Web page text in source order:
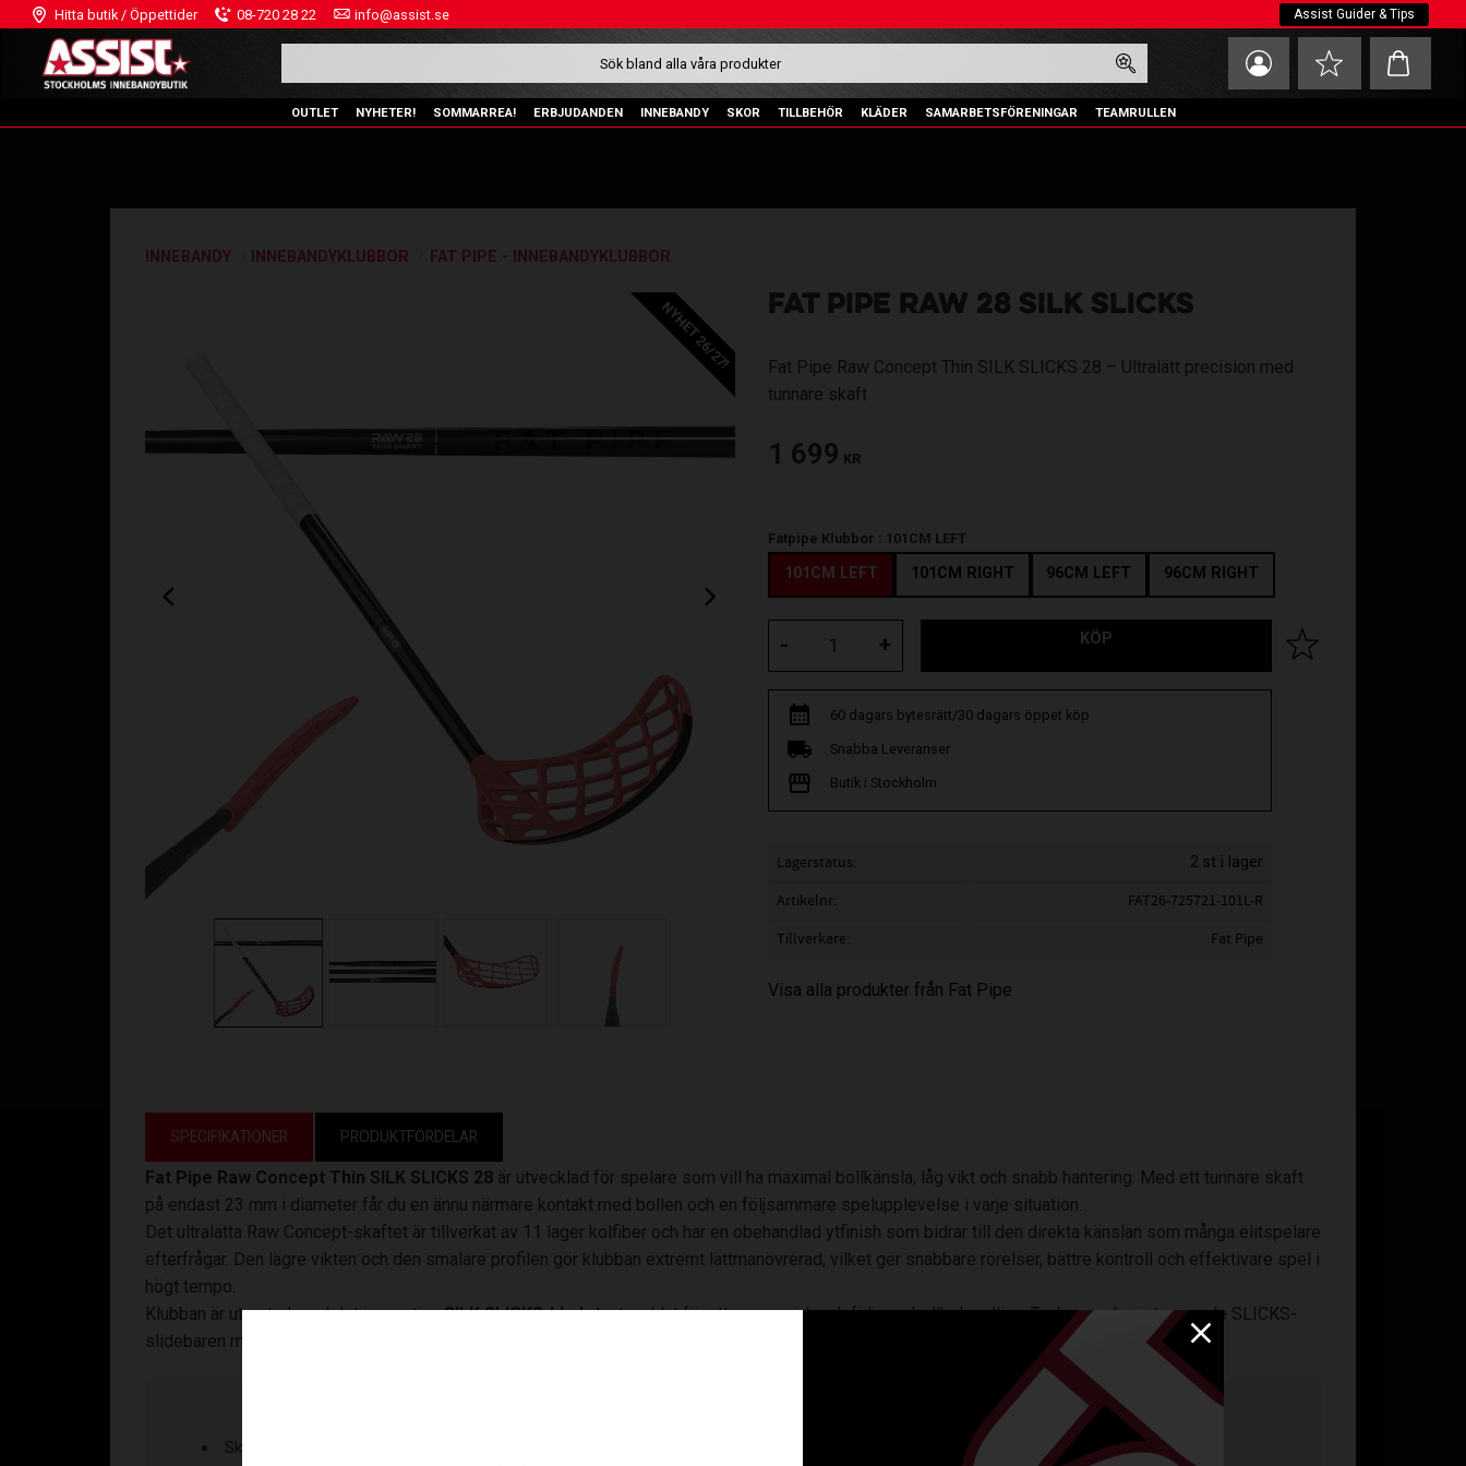
Hitta butik / Öppettider 08-720 28 22 info@assist.se Assist Guider & Tips
Favoriter
Kundvagn
OUTLET NYHETER! SOMMARREA! ERBJUDANDEN INNEBANDY SKOR TILLBEHÖR KLÄDER SAMARBETSFÖRENINGAR TEAMRULLEN
INNEBANDY INNEBANDYKLUBBOR FAT PIPE - INNEBANDYKLUBBOR
FAT PIPE RAW 28 SILK SLICKS
Fat Pipe Raw Concept Thin SILK SLICKS 28 – Ultralätt precision med
tunnare skaft
NYHET 26/27!
1 699 KR
Fatpipe Klubbor : 101CM LEFT
101CM LEFT 101CM RIGHT 96CM LEFT 96CM RIGHT
+
- KÖP Lägg till i favoriter
60 dagars bytesrätt/30 dagars öppet köp
Snabba Leveranser
Butik i Stockholm
Lagerstatus 2 st i lager
Artikelnr
FAT26-725721-101L-R
Tillverkare
Fat Pipe
Visa alla produkter från Fat Pipe
SPECIFIKATIONER PRODUKTFÖRDELAR
Fat Pipe Raw Concept Thin SILK SLICKS 28är utvecklad för spelare som vill ha maximal bollkänsla, låg vikt och snabb hantering. Med ett tunnare skaft
på endast 23 mm i diameter får du en ännu närmare kontakt med bollen och en följsammare spelupplevelse i varje situation.
Det ultralätta Raw Concept-skaftet är tillverkat av 11 lager kolfiber och har en obehandlad ytfinish som bidrar till den direkta känslan som många elitspelare
efterfrågar. Den lägre vikten och den smalare profilen gör klubban extremt lättmanövrerad, vilket ger snabbare rörelser, bättre kontroll och effektivare spel i
högt tempo.
Klubban är utrustad med det innovativaSILK SLICKS-bladet,utvecklat för att ge en mjuk och följsam bollbehandling. Tack vare den integrerade SLICKS-
slidebaren minskar friktionen mot golvet, vilket ger ett extremt bra glid och snabbare rörelser över hela planen.
Skaftlängd: 101 / 96 cm